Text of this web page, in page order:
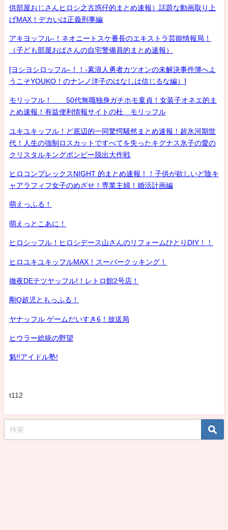
供部屋おじさんヒロシ之古惑仔的まとめ速報）話題な動画取り上
げMAX！デカいは正義刑事編
アキヨッフル-！ネオニートスケ番長のエキストラ芸能情報局！
（子ども部屋おばさんの自宅警備員的まとめ速報）
[ヨシヨシロッフル-！！-素浪人勇者カツオンの未解決事件簿へよ
うこそYOUKO！のナンノ洋子のはなしは信じるな編）]
モリッフル！ 50代無職独身ガチホモ童貞！女装子オネエ的ま
とめ速報！有益便利情報サイトの杜 モリッフル
ユキユキッフル！ど底辺的一同驚愕騒然まとめ速報！超氷河期世
代！人生の強制ロスカットですべてを失ったキグナス氷子の愛の
クリスタルキングボンビー脱出大作戦
ヒロコンプレックスNIGHT 的まとめ速報！！子供が欲しいど陰キ
ャアラフィフ女子のめざせ！専業主婦！婚活計画編
萌えっふる！
萌えっとこあに！
ヒロシッフル！ヒロシデース山さんのリフォームひとりDIY！！
ヒロユキユキッフルMAX！スーパークッキング！
徹夜DEテツヤッフル!！レトロ館2号店！
剛Q超児ともっふる！
ヤナッフル ゲームだいすき6！放送局
ヒウラー総統の野望
魁!!アイドル塾!
t112